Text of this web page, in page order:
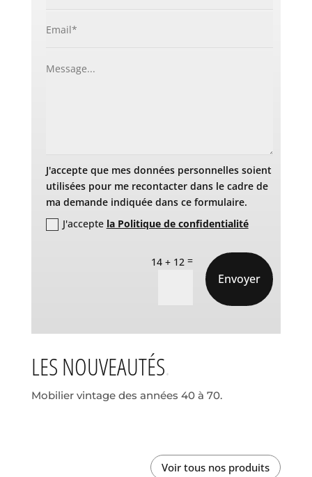
J'accepte que mes données personnelles soient
utilisées pour me recontacter dans le cadre de
ma demande indiquée dans ce formulaire.
J'accepte la Politique de confidentialité
14 + 12 =
Envoyer
LES NOUVEAUTÉS
Mobilier vintage des années 40 à 70.
Voir tous nos produits